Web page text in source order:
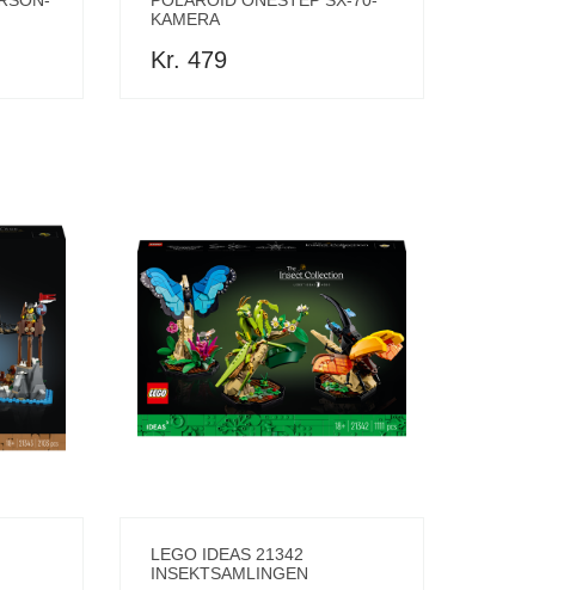
KAMERA
Kr. 479
LEGO IDEAS 21342
INSEKTSAMLINGEN